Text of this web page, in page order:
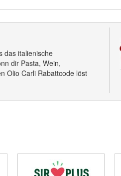
das italienische
dir Pasta, Wein,
Olio Carli Rabattcode löst